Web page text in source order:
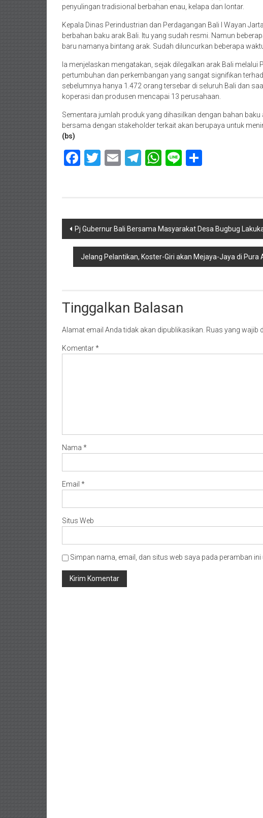
penyulingan tradisional berbahan enau, kelapa dan lontar.
Kepala Dinas Perindustrian dan Perdagangan Bali I Wayan
berbahan baku arak Bali. Itu yang sudah resmi. Namun
baru namanya bintang arak. Sudah diluncurkan beberapa
Ia menjelaskan mengatakan, sejak dilegalkan arak Bali melalui
pertumbuhan dan perkembangan yang sangat signifikan
sebelumnya hanya 1.472 orang tersebar di seluruh Bali dan
koperasi dan produsen mencapai 13 perusahaan.
Sementara jumlah produk yang dihasilkan dengan bahan
bersama dengan stakeholder terkait akan berupaya untuk
(bs)
Facebook
Twitter
EmailTelegram
WhatsApp
Line
Navigasi
pos
Pj Gubernur Bali Bersama Masyarakat Desa Bugbug
Jelang Pelantikan, Koster-Giri akan Mejaya-Jaya di
Tinggalkan Balasan
Alamat email Anda tidak akan dipublikasikan. Ruas yang wajib
Komentar*
Nama *
Email *
Situs Web
Simpan nama, email, dan situs web saya pada peramban